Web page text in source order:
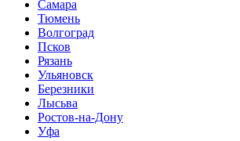
Самара
Тюмень
Волгоград
Псков
Рязань
Ульяновск
Березники
Лысьва
Ростов-на-Дону
Уфа